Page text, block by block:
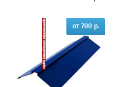
от 700 р.